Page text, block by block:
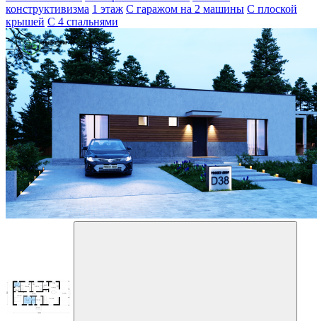
конструктивизма 1 этаж С гаражом на 2 машины С плоской
крышей С 4 спальнями